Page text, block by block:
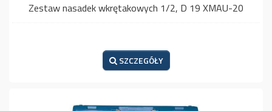
Zestaw nasadek wkrętakowych 1/2, D 19 XMAU-20
SZCZEGÓŁY